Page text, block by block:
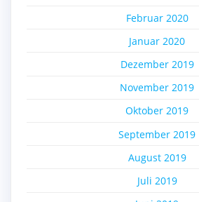
Februar 2020
Januar 2020
Dezember 2019
November 2019
Oktober 2019
September 2019
August 2019
Juli 2019